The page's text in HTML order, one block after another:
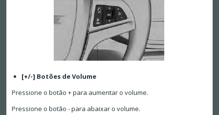
[+/-] Botões de Volume
Pressione o botão + para aumentar o volume.
Pressione o botão - para abaixar o volume.